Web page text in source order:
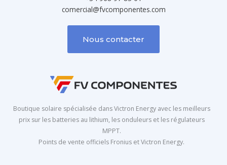
Boutique solaire spécialisée dans Victron Energy avec les meilleurs
prix sur les batteries au lithium, les onduleurs et les régulateurs
MPPT.
Points de vente officiels Fronius et Victron Energy.
comercial@fvcomponentes.com
Nous contacter